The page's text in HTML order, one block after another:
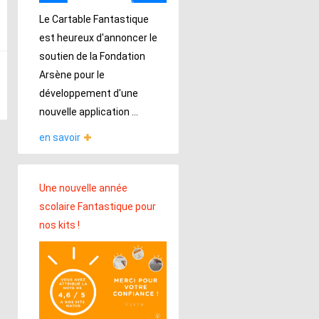
Le Cartable Fantastique
est heureux d'annoncer le
soutien de la Fondation
Arsène pour le
développement d'une
nouvelle application ...
en savoir
Une nouvelle année
scolaire Fantastique pour
nos kits !